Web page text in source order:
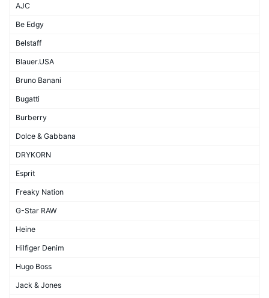
AJC
Be Edgy
Belstaff
Blauer.USA
Bruno Banani
Bugatti
Burberry
Dolce & Gabbana
DRYKORN
Esprit
Freaky Nation
G-Star RAW
Heine
Hilfiger Denim
Hugo Boss
Jack & Jones